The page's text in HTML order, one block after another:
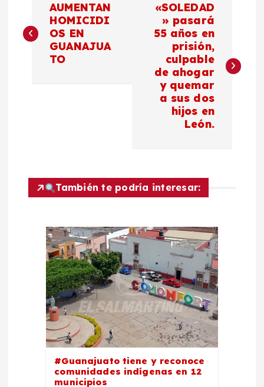
a
c
AUMENTAN
HOMICIDI
OS EN
GUANAJUA
TO
«SOLEDAD
» pasará
55 años en
prisión,
culpable
de ahogar
y quemar
a sus dos
hijos en
León.
También te podría interesar:
#Guanajuato tiene y reconoce
comunidades indígenas en 12
municipios